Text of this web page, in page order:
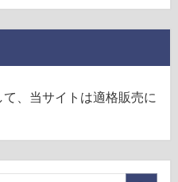
、当サイトは適格販売に